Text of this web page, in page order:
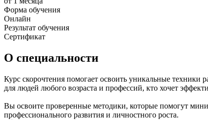
Форма обучения
Онлайн
Результат обучения
Сертификат
О специальности
Курс скорочтения помогает освоить уникальные
для людей любого возраста и профессий, кто хочет
Вы освоите проверенные методики, которые помогут
профессионального развития и личностного роста.